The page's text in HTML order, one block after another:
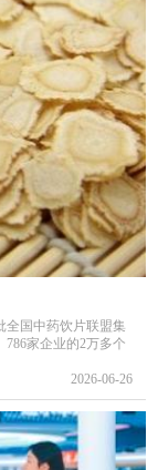
全国中药饮片联盟集
家企业的2万多个
2026-06-26